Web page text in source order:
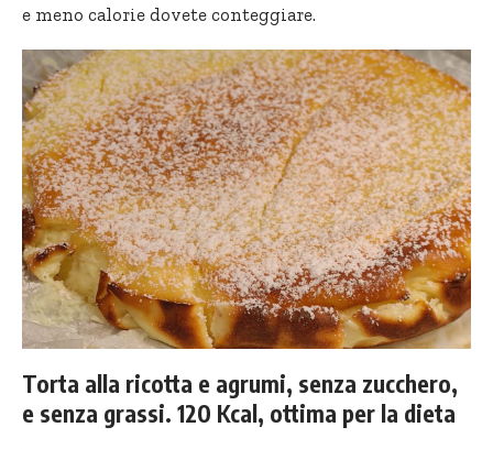
e meno calorie dovete conteggiare.
Torta alla ricotta e agrumi, senza zucchero,
e senza grassi. 120 Kcal, ottima per la dieta